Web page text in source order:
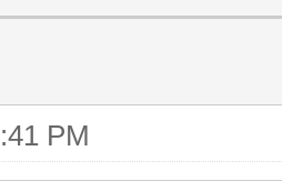
PM